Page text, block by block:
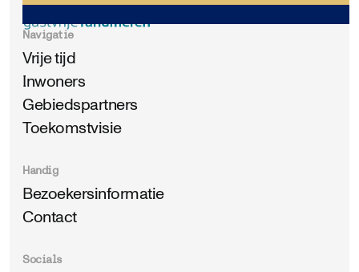
Navigatie
Vrije tijd
Inwoners
Gebiedspartners
Toekomstvisie
Handig
Bezoekersinformatie
Contact
Socials